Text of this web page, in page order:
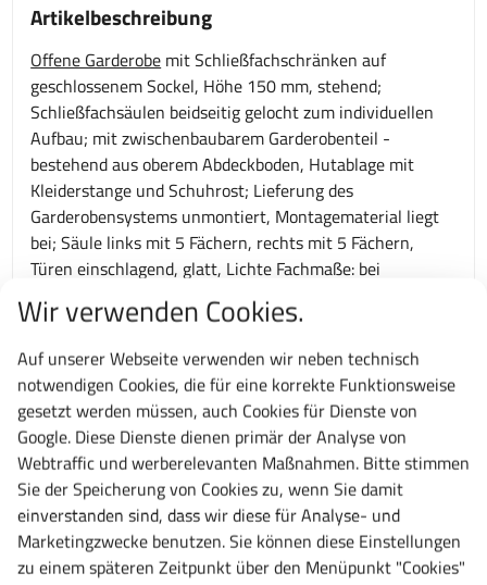
Artikelbeschreibung
Offene Garderobe mit Schließfachschränken auf
geschlossenem Sockel, Höhe 150 mm, stehend;
Schließfachsäulen beidseitig gelocht zum individuellen
Aufbau; mit zwischenbaubarem Garderobenteil -
bestehend aus oberem Abdeckboden, Hutablage mit
Kleiderstange und Schuhrost; Lieferung des
Garderobensystems unmontiert, Montagematerial liegt
bei; Säule links mit 5 Fächern, rechts mit 5 Fächern,
Türen einschlagend, glatt, Lichte Fachmaße: bei
Fachbreite 300 mm: Höhe 315 mm, Breite 230 mm, Tiefe
470 mm - bei Fachbreite 400 mm: Höhe 315 mm, Breite
330 mm, Tiefe 470 mm; Ablagenbreite 540 mm; in
weiteren Farbkombinationen auf Anfrage möglich.
Entwickelt und produziert ausschließlich "Made in
Germany" -10 Jahre Garantie- TÜV Rheinland zertifiziert.
Technische Daten
Gesamtbreite:
1200 mm
Gesamthöhe:
Wir verwenden Cookies.
Auf unserer Webseite verwenden wir neben technisch
notwendigen Cookies, die für eine korrekte Funktionsweise
gesetzt werden müssen, auch Cookies für Dienste von
Google. Diese Dienste dienen primär der Analyse von
Webtraffic und werberelevanten Maßnahmen. Bitte stimmen
Sie der Speicherung von Cookies zu, wenn Sie damit
einverstanden sind, dass wir diese für Analyse- und
Marketingzwecke benutzen. Sie können diese Einstellungen
zu einem späteren Zeitpunkt über den Menüpunkt "Cookies"